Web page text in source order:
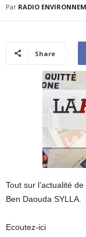
Par RADIO
Share
Tout sur l’actualité
Ben Daouda SYLLA.
Ecoutez-ici